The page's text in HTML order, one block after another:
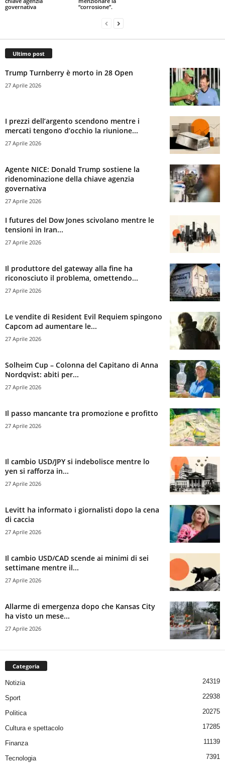
governativa
“corrosione”.
Ultimo post
Trump Turnberry è morto in 28 Open
27 Aprile 2026
I prezzi dell’argento scendono mentre i
mercati tengono d’occhio la riunione...
27 Aprile 2026
Agente NICE: Donald Trump sostiene la
ridenominazione della chiave agenzia
governativa
27 Aprile 2026
I futures del Dow Jones scivolano mentre le
tensioni in Iran...
27 Aprile 2026
Il produttore del gateway alla fine ha
riconosciuto il problema, omettendo...
27 Aprile 2026
Le vendite di Resident Evil Requiem spingono
Capcom ad aumentare le...
27 Aprile 2026
Solheim Cup – Colonna del Capitano di Anna
Nordqvist: abiti per...
27 Aprile 2026
Il passo mancante tra promozione e profitto
27 Aprile 2026
Il cambio USD/JPY si indebolisce mentre lo
yen si rafforza in...
27 Aprile 2026
Levitt ha informato i giornalisti dopo la cena
di caccia
27 Aprile 2026
Il cambio USD/CAD scende ai minimi di sei
settimane mentre il...
27 Aprile 2026
Allarme di emergenza dopo che Kansas City
ha visto un mese...
27 Aprile 2026
Categoria
Notizia 24319
Sport 22938
Politica 20275
Cultura e spettacolo 17285
Finanza 11139
Tecnologia 7391